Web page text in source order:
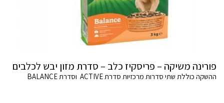
פורינה משיקה – פריסקיז כלב – סדרת מזון יבש לכלבים
ההשקה כוללת שתי סדרות מרכזיות סדרת ACTIVE וסדרת BALANCE